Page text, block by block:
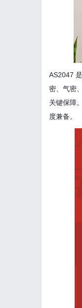
AS2047
密、气密
关键保障
度兼备。